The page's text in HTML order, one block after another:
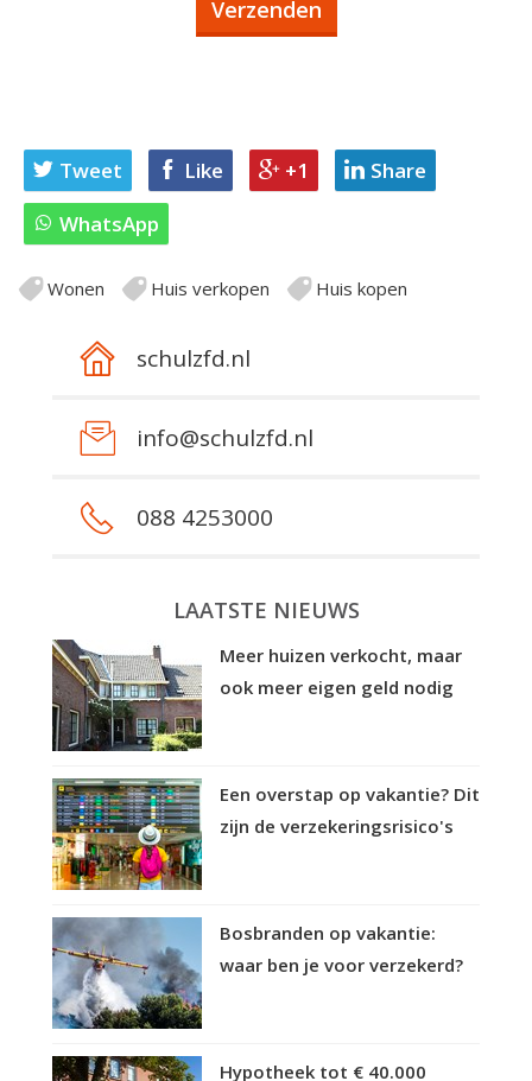
Tweet Like +1
Share
WhatsApp
Wonen Huis verkopen Huis kopen
schulzfd.nl
info@schulzfd.nl
088 4253000
LAATSTE NIEUWS
Meer huizen verkocht, maar
ook meer eigen geld nodig
Een overstap op vakantie? Dit
zijn de verzekeringsrisico's
Bosbranden op vakantie:
waar ben je voor verzekerd?
Hypotheek tot € 40.000